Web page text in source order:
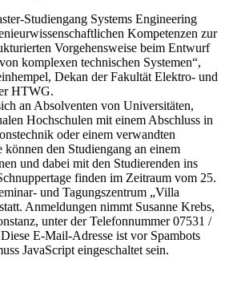
Studiengang Systems Engineering
Kompetenzen zur
Vorgehensweise beim Entwurf
komplexen technischen Systemen“,
Dekan der Fakultät Elektro- und
HTWG.
an Absolventen von Universitäten,
Hochschulen mit einem Abschluss in
oder einem verwandten
können den Studiengang an einem
und dabei mit den Studierenden ins
finden im Zeitraum vom 25.
und Tagungszentrum „Villa
Anmeldungen nimmt Susanne Krebs,
unter der Telefonnummer 07531 /
Diese E-Mail-Adresse ist vor Spambots
JavaScript eingeschaltet sein.